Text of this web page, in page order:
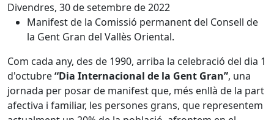
Divendres, 30 de setembre de 2022
Manifest de la Comissió permanent del Consell de
la Gent Gran del Vallès Oriental.
Com cada any, des de 1990, arriba la celebració del dia 1
d'octubre“Dia Internacional de la Gent Gran”, una
jornada per posar de manifest que, més enllà de la part
afectiva i familiar, les persones grans, que representem